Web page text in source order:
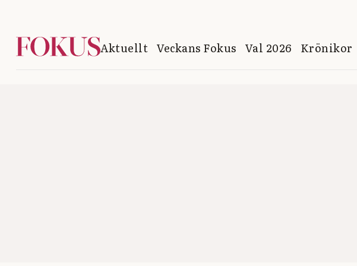
Aktuellt Veckans Fokus Val 2026 Krönikor